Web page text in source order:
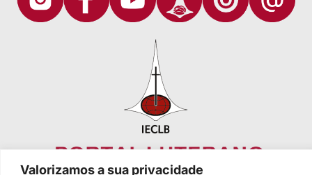
Valorizamos a sua privacidade